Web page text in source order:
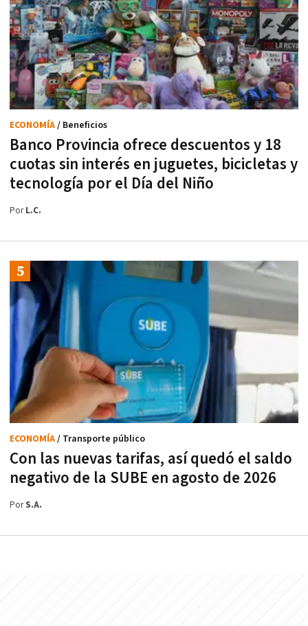
Banco Provincia ofrece descuentos y 18
cuotas sin interés en juguetes, bicicletas y
tecnología por el Día del Niño
ECONOMÍA/ Beneficios
PorL.C.
Con las nuevas tarifas, así quedó el saldo
negativo de la SUBE en agosto de 2026
ECONOMÍA/ Transporte público
PorS.A.